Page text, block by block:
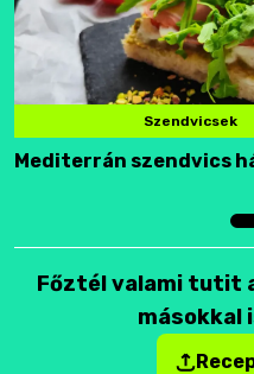
Szendvicsek
Mediterrán szendvics
Főztél valami tutit
másokkal